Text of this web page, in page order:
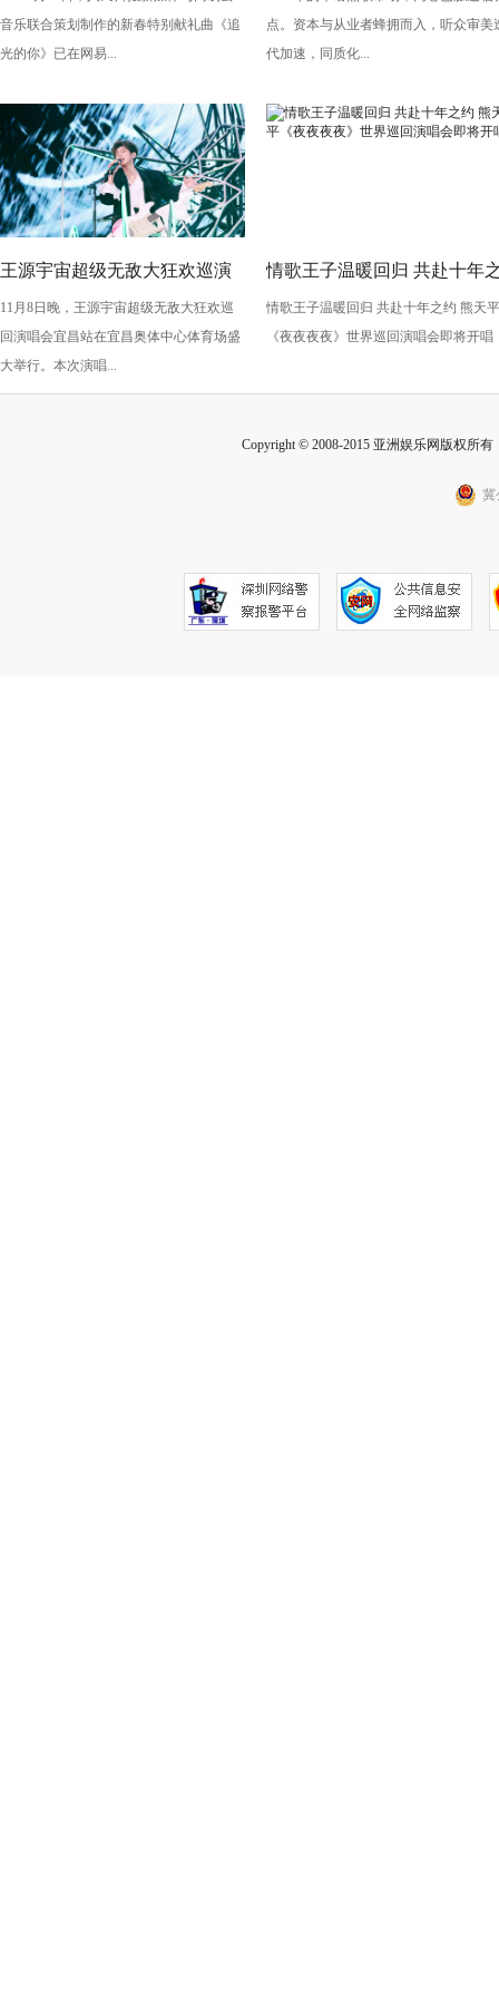
你》
音乐联合策划制作的新春特别献礼曲《追
光的你》已在网易...
点。资本与从业者蜂拥而入，听众审美
代加速，同质化...
王源宇宙超级无敌大狂欢巡演
生日开唱 绚烂烟花闪耀宜昌
11月8日晚，王源宇宙超级无敌大狂欢巡
回演唱会宜昌站在宜昌奥体中心体育场盛
大举行。本次演唱...
情歌王子温暖回归 共赴十年
约 熊天平《夜夜夜夜》世界
情歌王子温暖回归 共赴十年之约 熊天平
《夜夜夜夜》世界巡回演唱会即将开唱
Copyright © 2008-2015 亚洲娱乐网版权所
冀